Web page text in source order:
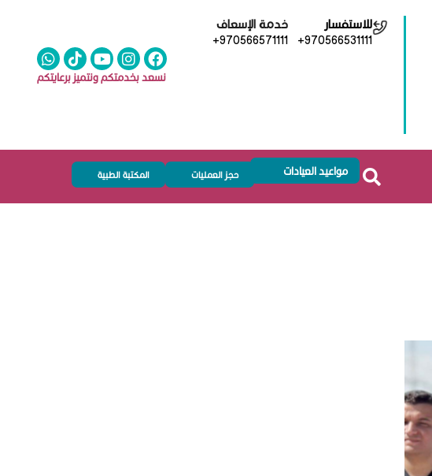
للاستفسار
+970566531111
خدمة الإسعاف
+970566571111
نسعد بخدمتكم ونتميز برعايتكم
مواعيد العيادات حجز العمليات المكتبة الطبية